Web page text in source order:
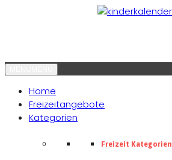
Home
Freizeitangebote
Kategorien
Freizeit Kategorien